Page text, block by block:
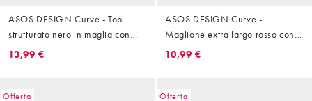
ASOS DESIGN Curve - Top
strutturato nero in maglia con
scollo a V
13,99 €
ASOS DESIGN Curve -
Maglione extra largo rosso con
spalla scoperta
10,99 €
Offerta Offerta